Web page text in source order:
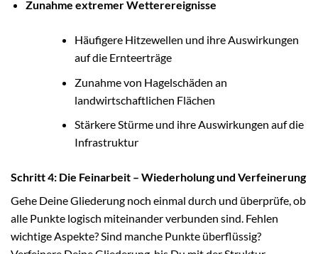
Zunahme extremer Wetterereignisse
Häufigere Hitzewellen und ihre Auswirkungen
auf die Ernteerträge
Zunahme von Hagelschäden an
landwirtschaftlichen Flächen
Stärkere Stürme und ihre Auswirkungen auf die
Infrastruktur
Schritt 4: Die Feinarbeit – Wiederholung und Verfeinerung
Gehe Deine Gliederung noch einmal durch und überprüfe, ob
alle Punkte logisch miteinander verbunden sind. Fehlen
wichtige Aspekte? Sind manche Punkte überflüssig?